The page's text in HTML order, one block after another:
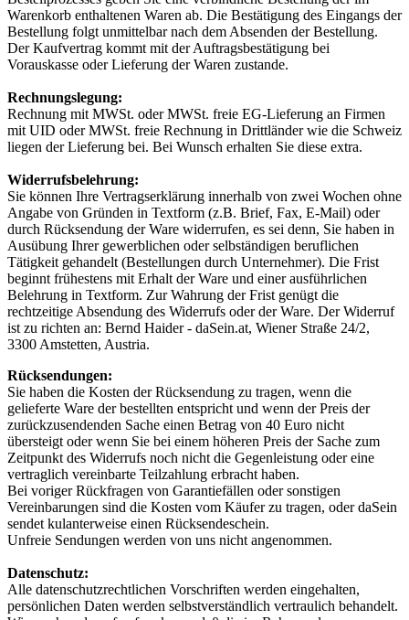
Warenkorb enthaltenen Waren ab. Die Bestätigung des Eingangs der
Bestellung folgt unmittelbar nach dem Absenden der Bestellung.
Der Kaufvertrag kommt mit der Auftragsbestätigung bei
Vorauskasse oder Lieferung der Waren zustande.
Rechnungslegung:
Rechnung mit MWSt. oder MWSt. freie EG-Lieferung an Firmen
mit UID oder MWSt. freie Rechnung in Drittländer wie die Schweiz
liegen der Lieferung bei. Bei Wunsch erhalten Sie diese extra.
Widerrufsbelehrung:
Sie können Ihre Vertragserklärung innerhalb von zwei Wochen ohne
Angabe von Gründen in Textform (z.B. Brief, Fax, E-Mail) oder
durch Rücksendung der Ware widerrufen, es sei denn, Sie haben in
Ausübung Ihrer gewerblichen oder selbständigen beruflichen
Tätigkeit gehandelt (Bestellungen durch Unternehmer). Die Frist
beginnt frühestens mit Erhalt der Ware und einer ausführlichen
Belehrung in Textform. Zur Wahrung der Frist genügt die
rechtzeitige Absendung des Widerrufs oder der Ware. Der Widerruf
ist zu richten an: Bernd Haider - daSein.at, Wiener Straße 24/2,
3300 Amstetten, Austria.
Rücksendungen:
Sie haben die Kosten der Rücksendung zu tragen, wenn die
gelieferte Ware der bestellten entspricht und wenn der Preis der
zurückzusendenden Sache einen Betrag von 40 Euro nicht
übersteigt oder wenn Sie bei einem höheren Preis der Sache zum
Zeitpunkt des Widerrufs noch nicht die Gegenleistung oder eine
vertraglich vereinbarte Teilzahlung erbracht haben.
Bei voriger Rückfragen von Garantiefällen oder sonstigen
Vereinbarungen sind die Kosten vom Käufer zu tragen, oder daSein
sendet kulanterweise einen Rücksendeschein.
Unfreie Sendungen werden von uns nicht angenommen.
Datenschutz:
Alle datenschutzrechtlichen Vorschriften werden eingehalten,
persönlichen Daten werden selbstverständlich vertraulich behandelt.